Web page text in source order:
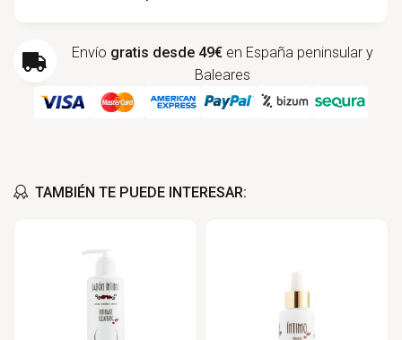
Envío gratis desde 49€ en España peninsular y
Baleares
TAMBIÉN TE PUEDE INTERESAR: